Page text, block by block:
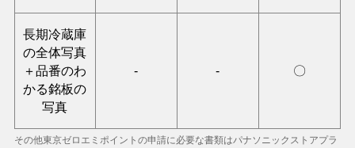
長期冷蔵庫
の全体写真
＋品番のわ
かる銘板の
写真
- - 〇
その他東京ゼロエミポイントの申請に必要な書類はパナソニックストアプラ